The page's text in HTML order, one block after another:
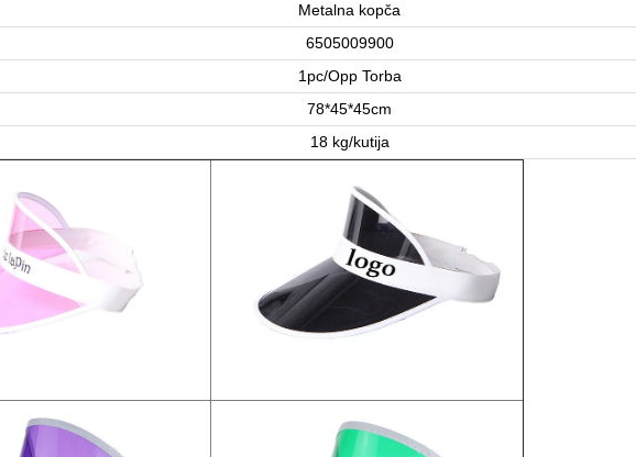
Metalna kopča
6505009900
1pc/Opp Torba
78*45*45cm
18 kg/kutija